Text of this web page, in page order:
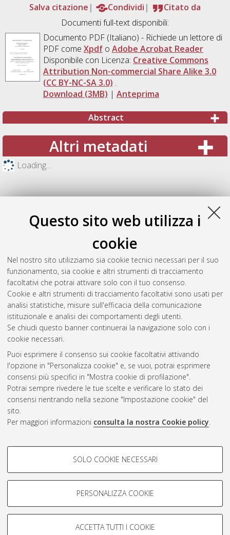
Questo sito web utilizza i
cookie
Nel nostro sito utilizziamo sia cookie tecnici necessari per il suo
funzionamento, sia cookie e altri strumenti di tracciamento
facoltativi che potrai attivare solo con il tuo consenso.
Cookie e altri strumenti di tracciamento facoltativi sono usati per
analisi statistiche, misure sull'efficacia della comunicazione
istituzionale e analisi dei comportamenti degli utenti.
Se chiudi questo banner continuerai la navigazione solo con i
cookie necessari.
Puoi esprimere il consenso sui cookie facoltativi attivando
l'opzione in "Personalizza cookie" e, se vuoi, potrai esprimere
consensi più specifici in "Mostra cookie di profilazione".
Potrai sempre rivedere le tue scelte e verificare lo stato dei
consensi rientrando nella sezione "Impostazione cookie" del
sito.
Per maggiori informazioni consulta la nostra Cookie policy.
COOKIE DI PROFILAZIONE -
Si tratta di cookie utilizzati per analizzare le caratteristiche della
navigazione degli utenti, creare profili in base al loro comportamento
Mostra cookie di profilazione
SOLO COOKIE NECESSARI
PERSONALIZZA COOKIE
ACCETTA TUTTI I COOKIE
Salva citazione
Condividi
Citato da
Documenti full-text disponibili:
Documento PDF(Italiano) - Richiede un lettore di
PDF come Xpdfo Adobe Acrobat Reader
Disponibile con Licenza: Creative Commons
Attribution Non-commercial Share Alike 3.0
(CC BY-NC-SA 3.0) .
Download (3MB) | Anteprima
Abstract
Altri metadati
Loading...
Gestione del documento:
Atom
Rss 1.0
Rss 2.0
ISSN: 2038-7946
Impostazioni Cookie
Informativa sulla privacy
Condizioni d’uso del sito